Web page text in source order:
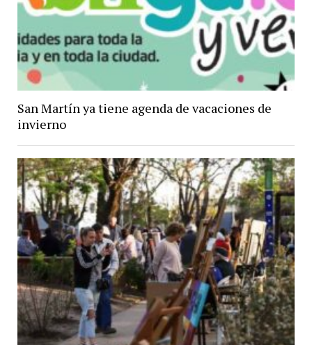
San Martín ya tiene agenda de vacaciones de
invierno